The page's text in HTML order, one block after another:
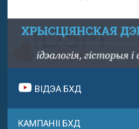
ВІДЭА БХД
КАМПАНІІ БХД